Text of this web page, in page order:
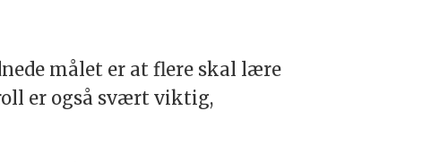
målet er at flere skal lære
er også svært viktig,